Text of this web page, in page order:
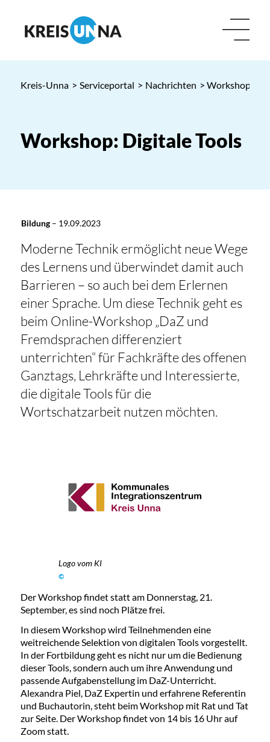
Kreis-Unna > Serviceportal > Nachrichten > Workshop:
Workshop: Digitale Tools
Bildung– 19.09.2023
Moderne Technik ermöglicht neue Wege
des Lernens und überwindet damit auch
Barrieren – so auch bei dem Erlernen
einer Sprache. Um diese Technik geht es
beim Online-Workshop „DaZ und
Fremdsprachen differenziert
unterrichten“ für Fachkräfte des offenen
Ganztags, Lehrkräfte und Interessierte,
die digitale Tools für die
Wortschatzarbeit nutzen möchten.
Logo vom KI
©
Der Workshop findet statt am Donnerstag, 21.
September, es sind noch Plätze frei.
In diesem Workshop wird Teilnehmenden eine
weitreichende Selektion von digitalen Tools vorgestellt.
In der Fortbildung geht es nicht nur um die Bedienung
dieser Tools, sondern auch um ihre Anwendung und
passende Aufgabenstellung im DaZ-Unterricht.
Alexandra Piel, DaZ Expertin und erfahrene Referentin
und Buchautorin, steht beim Workshop mit Rat und Tat
zur Seite. Der Workshop findet von 14 bis 16 Uhr auf
Zoom statt.